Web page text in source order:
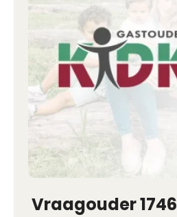
Vraagouder 1746